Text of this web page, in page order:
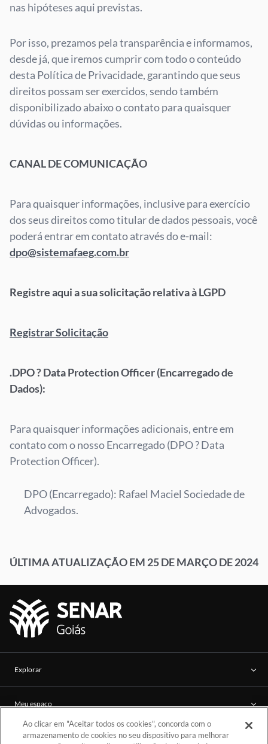
nas hipóteses aqui previstas.
Por isso, prezamos pela transparência e informamos,
desde já, que iremos cumprir com todo o conteúdo
desta Política de Privacidade, garantindo que seus
direitos possam ser exercidos, sendo também
disponibilizado abaixo o contato para quaisquer
dúvidas ou informações.
CANAL DE COMUNICAÇÃO
Para quaisquer informações, inclusive para exercício
dos seus direitos como titular de dados pessoais, você
poderá entrar em contato através do e-mail:
dpo@sistemafaeg.com.br
Registre aqui a sua solicitação relativa à LGPD
Registrar Solicitação
.DPO ? Data Protection Officer (Encarregado de
Dados):
Para quaisquer informações adicionais, entre em
contato com o nosso Encarregado (DPO ? Data
Protection Officer).
DPO (Encarregado): Rafael Maciel Sociedade de
Advogados.
ÚLTIMA ATUALIZAÇÃO EM 25 DE MARÇO DE 2024
Explorar
Meu espaço
Ao clicar em "Aceitar todos os cookies", concorda com o
armazenamento de cookies no seu dispositivo para melhorar